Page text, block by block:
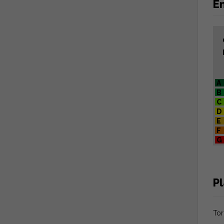
A
B
C
D
E
F
G